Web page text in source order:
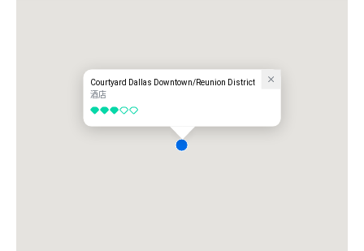
Courtyard Dallas Downtown/Reunion District
酒店
3/5